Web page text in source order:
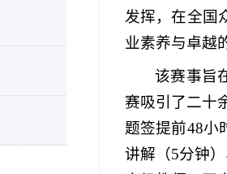
发挥，在全国
业素养与卓越
该赛事旨
赛吸引了二十
题签提前48小
讲解（5分钟